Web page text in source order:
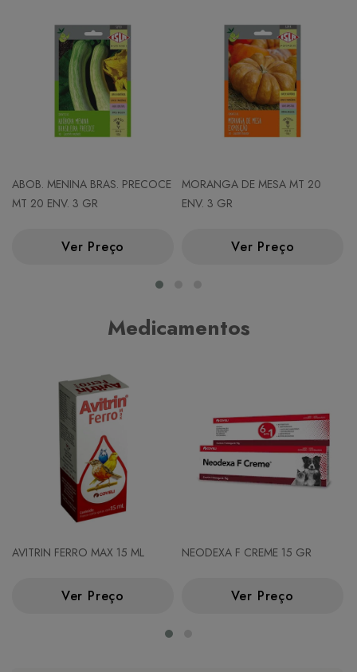
ABOB. MENINA BRAS. PRECOCE
MT 20 ENV. 3 GR
Ver Preço
MORANGA DE MESA MT 20
ENV. 3 GR
Ver Preço
Medicamentos
AVITRIN FERRO MAX 15 ML
Ver Preço
NEODEXA F CREME 15 GR
Ver Preço